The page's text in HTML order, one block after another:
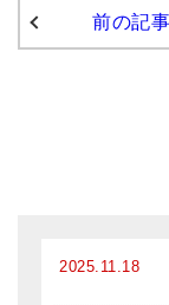
● チベット・シン
マンダラ彫（黒
特大シンギングボ
前の記
2025.11.18